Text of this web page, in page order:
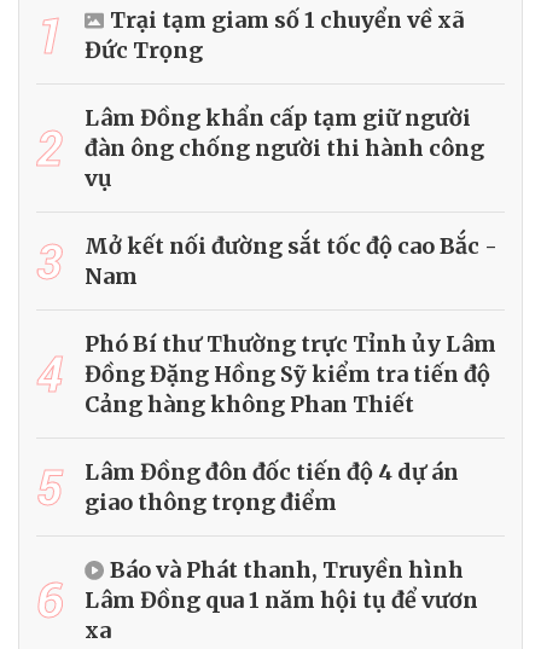
1
Trại tạm giam số 1 chuyển về xã
Đức Trọng
2
Lâm Đồng khẩn cấp tạm giữ người
đàn ông chống người thi hành công
vụ
3
Mở kết nối đường sắt tốc độ cao Bắc -
Nam
4
Phó Bí thư Thường trực Tỉnh ủy Lâm
Đồng Đặng Hồng Sỹ kiểm tra tiến độ
Cảng hàng không Phan Thiết
5
Lâm Đồng đôn đốc tiến độ 4 dự án
giao thông trọng điểm
6
Báo và Phát thanh, Truyền hình
Lâm Đồng qua 1 năm hội tụ để vươn
xa